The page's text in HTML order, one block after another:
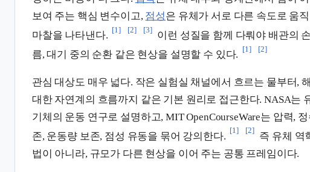
보여 주는 핵심 변수이고, 점성은 유체가 서로 다른 속도로 움
마찰을 나타낸다.
[1] [2] [3]
이런 성질을 함께 다뤄야 배관의
름, 대기 중의 순환 같은 현상을 설명할 수 있다.
[1] [2]
관심 대상도 매우 넓다. 작은 실험실 채널에서 흐르는 물부터,
대한 자연계의 흐름까지 같은 기본 원리로 접근한다. NASA는
기체의 운동 연구로 설명하고, MIT OpenCourseWare는 압력,
존, 운동량 보존, 점성 유동을 묶어 강의한다.
[1] [2]
즉 유체 역
법이 아니라, 규모가 다른 현상을 이어 주는 공통 프레임이다.